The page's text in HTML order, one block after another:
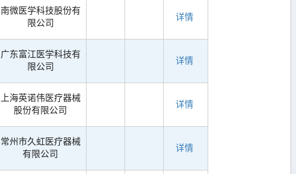
南微医学科技股份有
限公司
详情
广东富江医学科技有
限公司
详情
上海英诺伟医疗器械
股份有限公司
详情
常州市久虹医疗器械
有限公司
详情